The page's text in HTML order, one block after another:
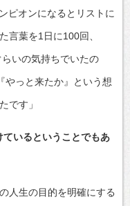
ピオンになるとリストに
言葉を1日に100回、
いの気持ちでいたの
やっと来たか』という想
です」
いるということでもあ
人生の目的を明確にする